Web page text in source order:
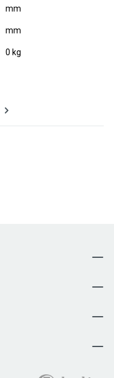
mm
mm
0 kg